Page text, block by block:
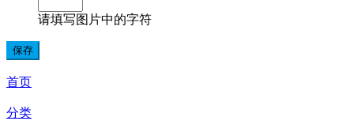
请填写图片中的字符
首页
分类